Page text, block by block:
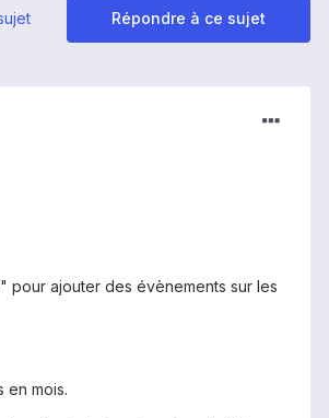
Répondre à ce sujet
pour ajouter des évènements sur les
en mois.